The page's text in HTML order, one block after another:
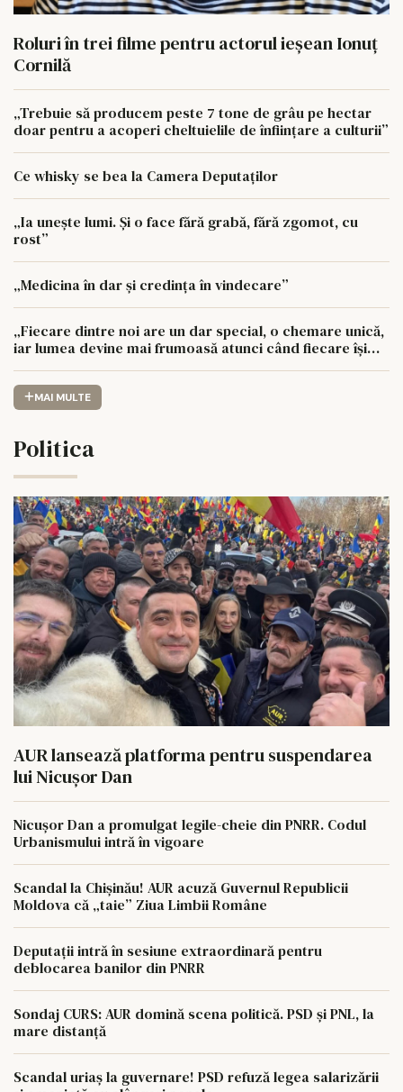
Roluri în trei filme pentru actorul ieşean Ionuţ
Cornilă
„Trebuie să producem peste 7 tone de grâu pe hectar
doar pentru a acoperi cheltuielile de înființare a culturii”
Ce whisky se bea la Camera Deputaților
„Ia unește lumi. Și o face fără grabă, fără zgomot, cu
rost”
„Medicina în dar și credința în vindecare”
„Fiecare dintre noi are un dar special, o chemare unică,
iar lumea devine mai frumoasă atunci când fiecare își
MAI MULTE
Politica
AUR lansează platforma pentru suspendarea
lui Nicușor Dan
Nicușor Dan a promulgat legile-cheie din PNRR. Codul
Urbanismului intră în vigoare
Scandal la Chișinău! AUR acuză Guvernul Republicii
Moldova că „taie” Ziua Limbii Române
Deputații intră în sesiune extraordinară pentru
deblocarea banilor din PNRR
Sondaj CURS: AUR domină scena politică. PSD și PNL, la
mare distanță
Scandal uriaș la guvernare! PSD refuză legea salarizării